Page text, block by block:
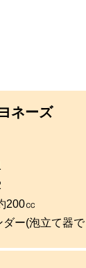
ネーズ
200㏄
ダー(泡立て器